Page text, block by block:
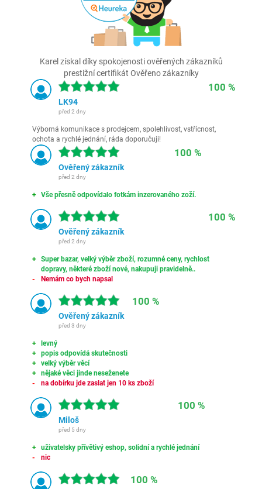
Karel získal díky spokojenosti ověřených zákazníků
prestižní certifikát Ověřeno zákazníky
100 %
LK94
před 2 dny
Výborná komunikace s prodejcem, spolehlivost, vstřícnost,
ochota a rychlé jednání, ráda doporučuji!
100 %
Ověřený zákazník
před 2 dny
Vše přesně odpovídalo fotkám inzerovaného zoží.
100 %
Ověřený zákazník
před 2 dny
Super bazar, velký výběr zboží, rozumné ceny, rychlost
dopravy, některé zboží nové, nakupuji pravidelně..
Nemám co bych napsal
100 %
Ověřený zákazník
před 3 dny
levný
popis odpovídá skutečnosti
velký výběr věcí
nějaké věci jinde neseženete
na dobírku jde zaslat jen 10 ks zboží
100 %
Miloš
před 5 dny
uživatelsky přívětivý eshop, solidní a rychlé jednání
nic
100 %